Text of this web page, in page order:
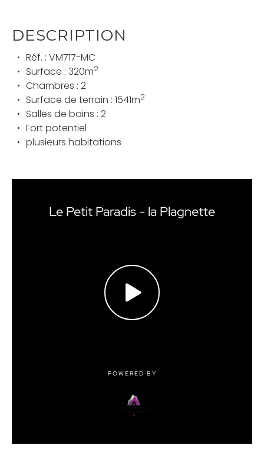
DESCRIPTION
Réf. : VM717-MC
Surface : 320m2
Chambres : 2
Surface de terrain : 1541m2
Salles de bains : 2
Fort potentiel
plusieurs habitations